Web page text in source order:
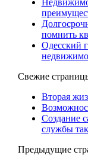
помнить
Одесский
Свежие
Вторая
Создание
службы
Предыдущие